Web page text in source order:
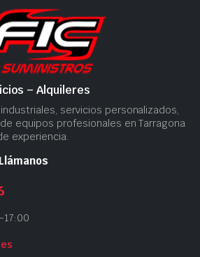
– Alquileres
servicios personalizados,
equipos profesionales en Tarragona
experiencia.
17:00